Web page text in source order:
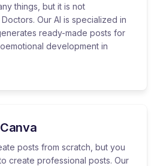
things, but it is not
Our AI is specialized in
ready-made posts for
development in
posts from scratch, but you
create professional posts. Our